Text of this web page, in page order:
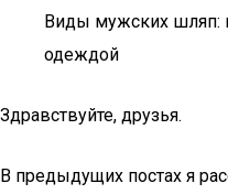
Виды мужских шляп:
одеждой
Здравствуйте, друзья.
В предыдущих постах я